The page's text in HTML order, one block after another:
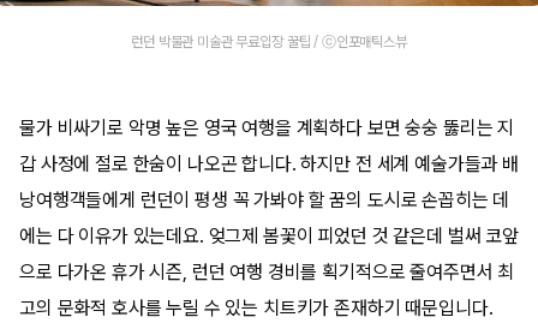
런던 박물관 미술관 무료입장 꿀팁 / ⓒ인포매틱스뷰
물가 비싸기로 악명 높은 영국 여행을 계획하다 보면 숭숭 뚫리는 지
갑 사정에 절로 한숨이 나오곤 합니다. 하지만 전 세계 예술가들과 배
낭여행객들에게 런던이 평생 꼭 가봐야 할 꿈의 도시로 손꼽히는 데
에는 다 이유가 있는데요. 엊그제 봄꽃이 피었던 것 같은데 벌써 코앞
으로 다가온 휴가 시즌, 런던 여행 경비를 획기적으로 줄여주면서 최
고의 문화적 호사를 누릴 수 있는 치트키가 존재하기 때문입니다.